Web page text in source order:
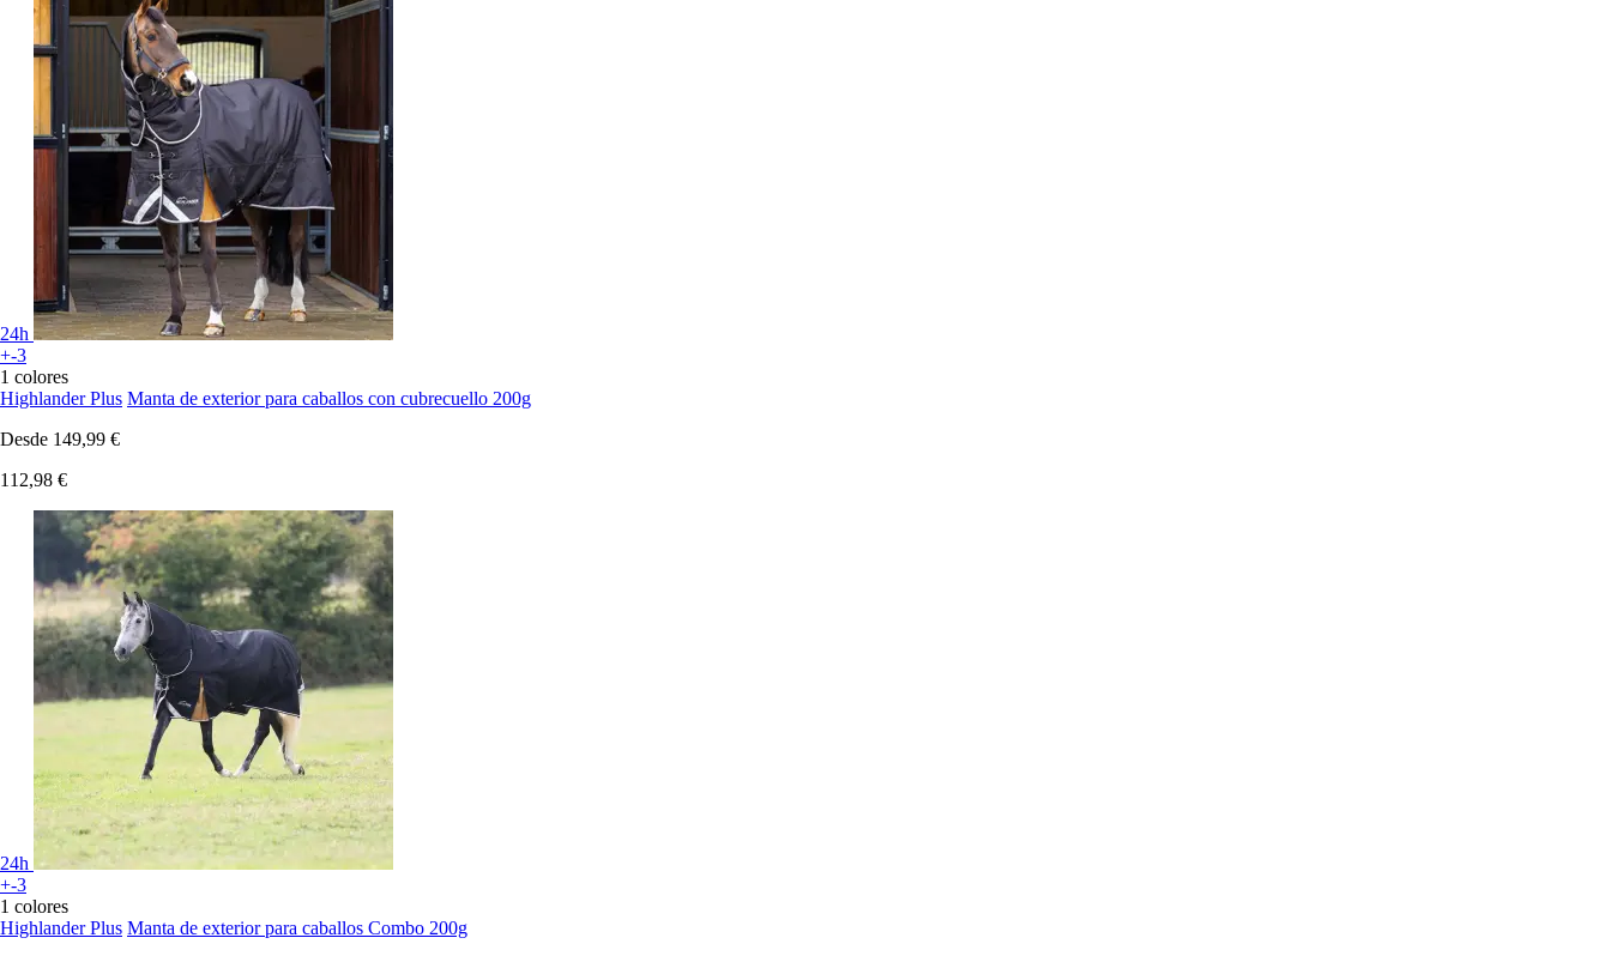
24h
+-3
1 colores
Highlander Plus Manta de exterior para caballos con cubrecuello 200g
Desde 149,99 €
112,98 €
24h
+-3
1 colores
Highlander Plus Manta de exterior para caballos Combo 200g